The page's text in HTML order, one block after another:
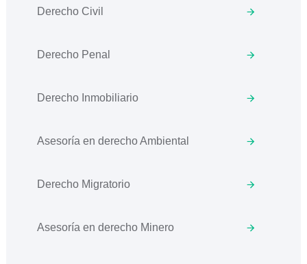
Derecho Civil
Derecho Penal
Derecho Inmobiliario
Asesoría en derecho Ambiental
Derecho Migratorio
Asesoría en derecho Minero